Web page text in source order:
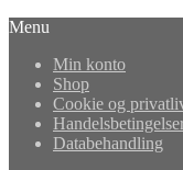
Menu
Min konto
Shop
Cookie og
Databehandling